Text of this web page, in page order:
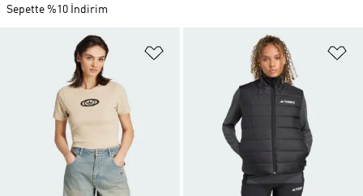
Sepette %10 İndirim
Favori Listesine Ekle